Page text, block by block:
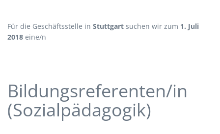
Für die Geschäftsstelle in Stuttgart suchen wir zum 1. Juli
2018 eine/n
Bildungsreferenten/in
(Sozialpädagogik)